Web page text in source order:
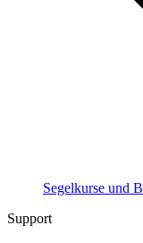
Segelkurse und
Support